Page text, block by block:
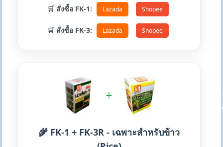
🛒 สั่งซื้อ FK-1: Lazada Shopee
🛒 สั่งซื้อ FK-3: Lazada Shopee
+
🌾 FK-1 + FK-3R - เฉพาะสำหรับข้าว